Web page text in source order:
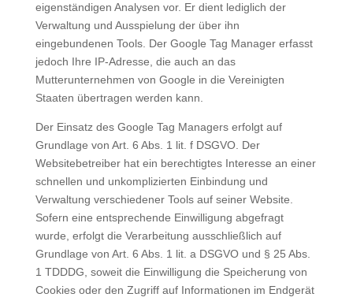
eigenständigen Analysen vor. Er dient lediglich der
Verwaltung und Ausspielung der über ihn
eingebundenen Tools. Der Google Tag Manager erfasst
jedoch Ihre IP-Adresse, die auch an das
Mutterunternehmen von Google in die Vereinigten
Staaten übertragen werden kann.
Der Einsatz des Google Tag Managers erfolgt auf
Grundlage von Art. 6 Abs. 1 lit. f DSGVO. Der
Websitebetreiber hat ein berechtigtes Interesse an einer
schnellen und unkomplizierten Einbindung und
Verwaltung verschiedener Tools auf seiner Website.
Sofern eine entsprechende Einwilligung abgefragt
wurde, erfolgt die Verarbeitung ausschließlich auf
Grundlage von Art. 6 Abs. 1 lit. a DSGVO und § 25 Abs.
1 TDDDG, soweit die Einwilligung die Speicherung von
Cookies oder den Zugriff auf Informationen im Endgerät